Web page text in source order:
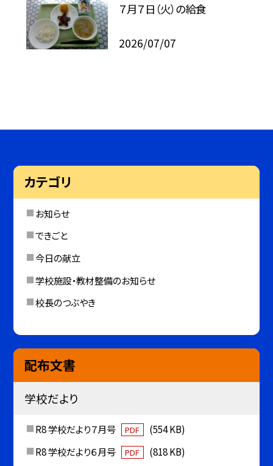
７月７日（火）の給食
2026/07/07
カテゴリ
お知らせ
できごと
今日の献立
学校施設・教材整備のお知らせ
校長のつぶやき
配布文書
学校だより
R8 学校だより７月号 PDF
(554 KB)
R8 学校だより６月号
PDF (818 KB)